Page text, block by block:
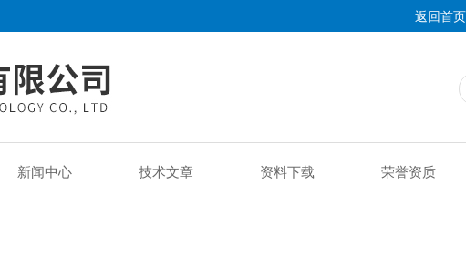
返回首页
新闻中心 技术文章 资料下载 荣誉资质